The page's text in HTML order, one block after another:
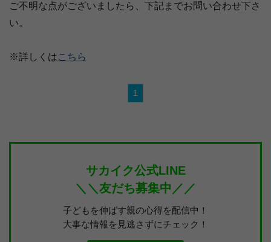
ご不明な点がございましたら、下記までお問い合わせ下さ
い。
※詳しくはこちら
1
サカイク公式LINE
＼＼友だち募集中／／
子どもを伸ばす親の心得を配信中！
大事な情報を見逃さずにチェック！